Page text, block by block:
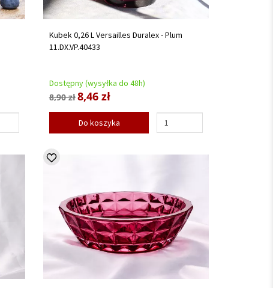
Kubek 0,26 L Versailles Duralex - Plum
11.DX.VP.40433
Dostępny (wysyłka do 48h)
8,90 zł8,46 zł
Do koszyka